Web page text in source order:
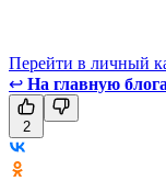
Перейти в личный
↩ На главную блога
2